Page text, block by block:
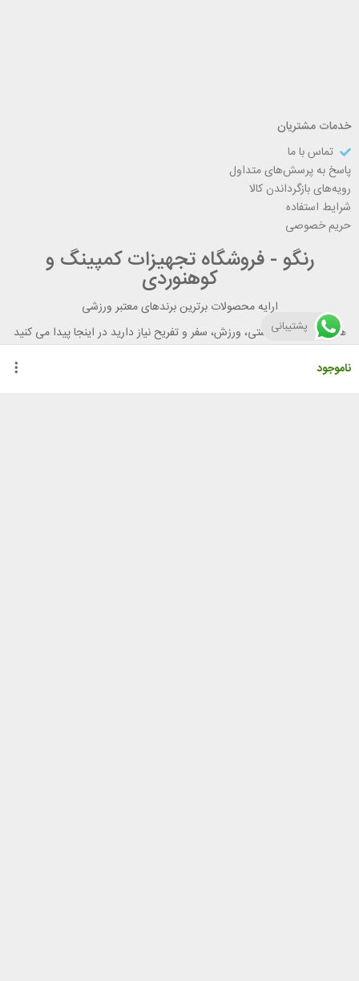
ناموجود
خدمات مشتریان
تماس با ما
پاسخ به پرسش‌های متداول
رویه‌های بازگرداندن کالا
شرایط استفاده
حریم خصوصی
رنگو - فروشگاه تجهیزات کمپینگ و
کوهنوردی
ارایه محصولات برترین برندهای معتبر ورزشی
هر آنچه برای تندرستی، ورزش، سفر و تفریح نیاز دارید در اینجا پیدا می کنید
پشتیبانی